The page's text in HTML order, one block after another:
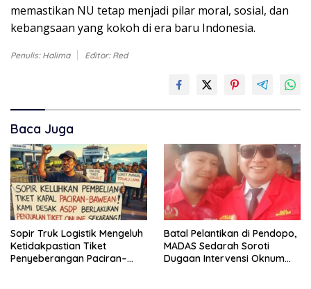
memastikan NU tetap menjadi pilar moral, sosial, dan
kebangsaan yang kokoh di era baru Indonesia.
Penulis: Halima Editor: Red
Baca Juga
Sopir Truk Logistik Mengeluh
Ketidakpastian Tiket
Penyeberangan Paciran–
Batal Pelantikan di Pendopo,
MADAS Sedarah Soroti
Dugaan Intervensi Oknum